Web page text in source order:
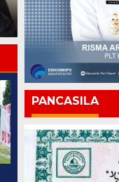
Bongkar, Siapa
Mengawasi?
PANCASILA